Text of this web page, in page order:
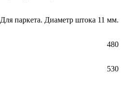
Для паркета. Диаметр штока 11 мм.
480
530